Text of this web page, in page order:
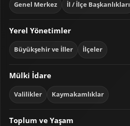
Genel Merkez İl / İlçe Başkanlıkları
Yerel Yönetimler
Büyükşehir ve İller İlçeler
Mülki İdare
Valilikler Kaymakamlıklar
Toplum ve Yaşam